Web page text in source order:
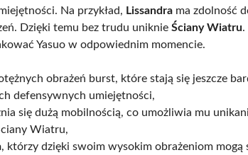
Na przykład, Lissandra ma zdolność
Dzięki temu bez trudu uniknie Ściany Wiatru.
Yasuo w odpowiednim momencie.
obrażeń burst, które stają się jeszcze
defensywnych umiejętności,
się dużą mobilnością, co umożliwia mu
Wiatru,
, którzy dzięki swoim wysokim obrażeniom